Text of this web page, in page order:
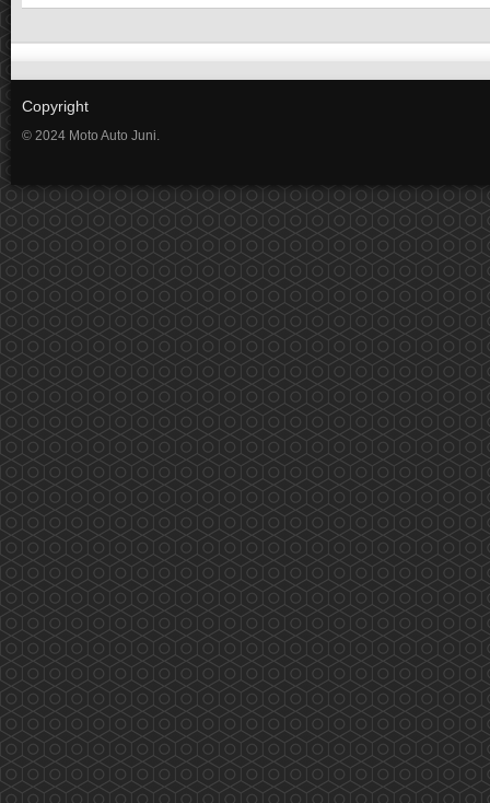
Copyright
© 2024 Moto Auto Juni.